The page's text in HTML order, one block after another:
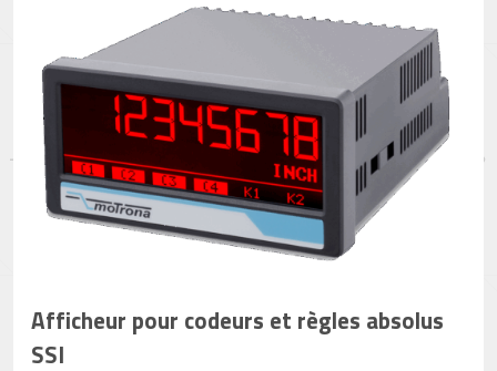
Afficheur pour codeurs et règles absolus
SSI